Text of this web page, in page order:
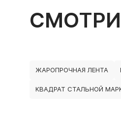
ЖАРОПРОЧНАЯ ЛЕНТА
КВАДРАТ СТАЛЬНОЙ